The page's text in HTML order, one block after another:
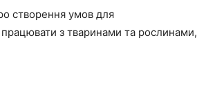
створення умов для
працювати з тваринами та рослинами,